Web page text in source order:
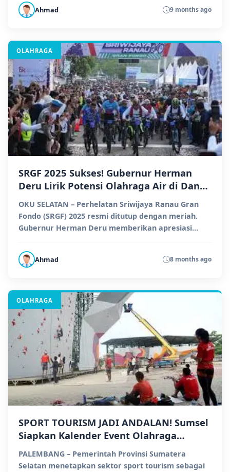
Ahmad 9 months ago
OLAHRAGA
SRGF 2025 Sukses! Gubernur Herman
Deru Lirik Potensi Olahraga Air di Danau
Ranau
OKU SELATAN – Perhelatan Sriwijaya Ranau Gran
Fondo (SRGF) 2025 resmi ditutup dengan meriah.
Gubernur Herman Deru memberikan apresiasi
Ahmad 8 months ago
OLAHRAGA
SPORT TOURISM JADI ANDALAN! Sumsel
Siapkan Kalender Event Olahraga
Strategis untuk 2026
PALEMBANG – Pemerintah Provinsi Sumatera
Selatan menetapkan sektor sport tourism sebagai